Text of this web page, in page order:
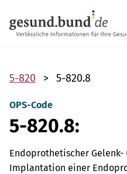
5-820 5-820.8
OPS-Code
5-820.8:
Endoprothetischer Gelenk-
Implantation einer